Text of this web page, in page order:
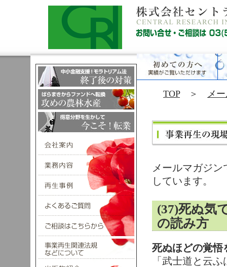
TOP＞ メ
メールマガジ
しています。
(37)死ぬ気
の読み方
死ぬほどの覚悟
「武士道と云